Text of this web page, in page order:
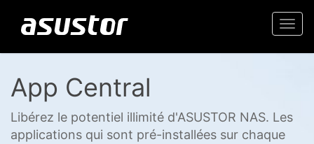
App Central
Libérez le potentiel illimité d'ASUSTOR NAS. Les
applications qui sont pré-installées sur chaque